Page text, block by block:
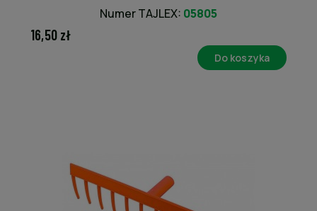
Numer TAJLEX: 05805
16,50 zł
Do koszyka